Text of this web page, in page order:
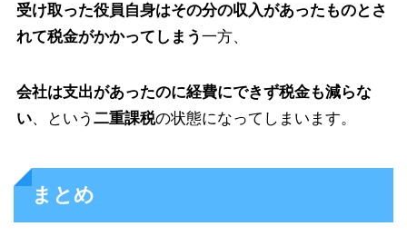
受け取った役員自身はその分の収入があったものとさ
れて税金がかかってしまう一方、
会社は支出があったのに経費にできず税金も減らな
い、という 二重課税の状態になってしまいます。
まとめ